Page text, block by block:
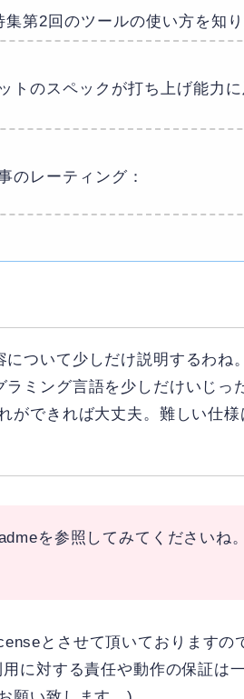
集第2回のツールの使い方を知
トのスペックが打ち上げ能力
のレーティング：
について少しだけ説明するわね
ラミング言語を少しだけいじっ
ができれば大丈夫。難しい仕様
を参照してみてくださいね。
とさせて頂いておりますの
に対する責任や動作の保証は